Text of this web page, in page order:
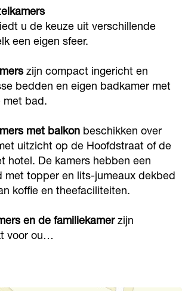
u de keuze uit verschillende
een eigen sfeer.
zijn compact ingericht en
bedden en eigen badkamer met
met bad.
met balkon beschikken over
uitzicht op de Hoofdstraat of de
hotel. De kamers hebben een
met topper en lits-jumeaux dekbed
koffie en theefaciliteiten.
en de familiekamerzijn
voor ou…